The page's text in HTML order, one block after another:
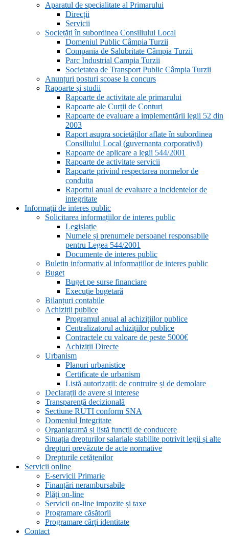
Aparatul de specialitate al Primarului
Direcții
Servicii
Sociețăți în subordinea Consiliului Local
Domeniul Public Câmpia Turzii
Compania de Salubritate Câmpia Turzii
Parc Industrial Campia Turzii
Societatea de Transport Public Câmpia Turzii
Anunțuri posturi scoase la concurs
Rapoarte și studii
Rapoarte de activitate ale primarului
Rapoarte ale Curții de Conturi
Rapoarte de evaluare a implementării legii 52 din
2003
Raport asupra societăților aflate în subordinea
Consiliului Local (guvernanta corporativă)
Rapoarte de aplicare a legii 544/2001
Rapoarte de activitate servicii
Rapoarte privind respectarea normelor de
conduita
Raportul anual de evaluare a incidentelor de
integritate
Informații de interes public
Solicitarea informațiilor de interes public
Legislație
Numele și prenumele persoanei responsabile
pentru Legea 544/2001
Documente de interes public
Buletin informativ al informațiilor de interes public
Buget
Buget pe surse financiare
Execuție bugetară
Bilanțuri contabile
Achiziții publice
Programul anual al achizițiilor publice
Centralizatorul achizițiilor publice
Contractele cu valoare de peste 5000€
Achiziții Directe
Urbanism
Planuri urbanistice
Certificate de urbanism
Listă autorizații: de contruire și de demolare
Declarații de avere și interese
Transparență decizională
Sectiune RUTI conform SNA
Domeniul Integritate
Organigramă și listă funcții de conducere
Situația drepturilor salariale stabilite potrivit legii și alte
drepturi prevăzute de acte normative
Drepturile cetățenilor
Servicii online
E-servicii Primarie
Finanțări nerambursabile
Plăți on-line
Servicii on-line impozite și taxe
Programare căsătorii
Programare cărți identitate
Contact